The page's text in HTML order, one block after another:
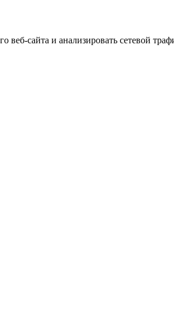
сайта и анализировать сетевой